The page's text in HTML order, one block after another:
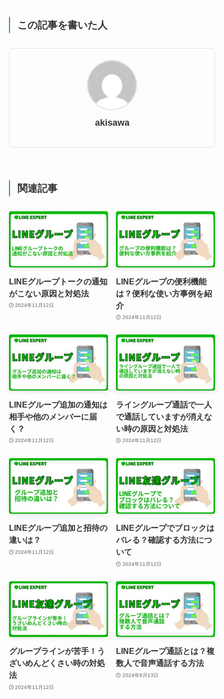
この記事を書いた人
akisawa
関連記事
LINEグループトークの通知
がこない原因と対処法
2024年11月12日
LINEグループの便利機能
は？便利な使い方事例を紹
介
2024年11月12日
LINEグループ追加の通知は
相手や他のメンバーに届
く？
2024年11月12日
ライングループ通話で一人
で通話していますが消えな
い時の原因と対処法
2024年11月12日
LINEグループ追加と招待の
違いは？
2024年11月12日
LINEグループでブロックは
バレる？確認する方法につ
いて
2024年11月12日
グループラインが苦手！う
ざいめんどくさい時の対処
法
2024年11月12日
LINEグループ通話とは？複
数人で音声通話する方法
2024年8月13日